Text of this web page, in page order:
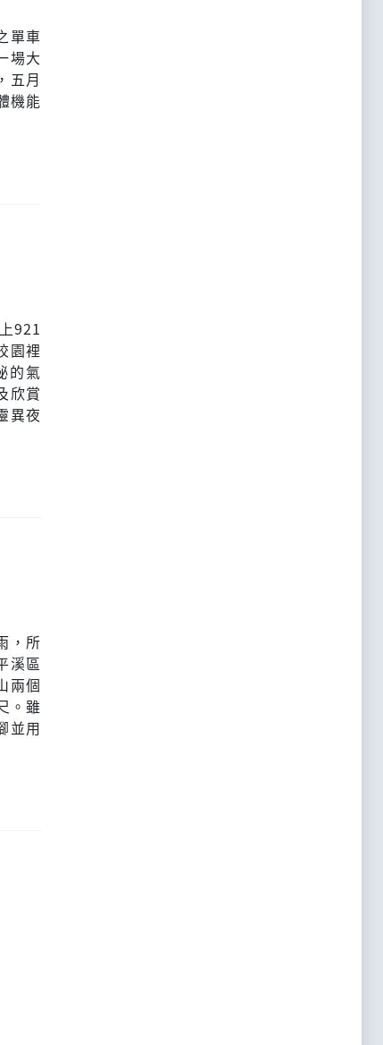
單車
場大
五月
機能
921
園裡
的氣
欣賞
異夜
，所
溪區
兩個
。雖
並用